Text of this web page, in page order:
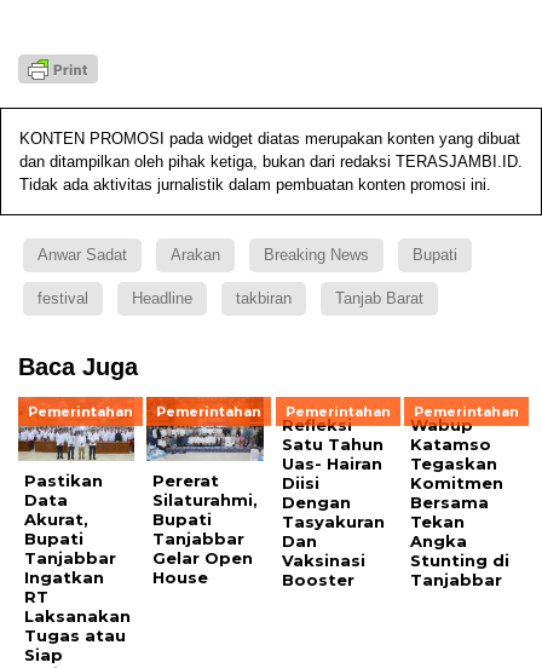
KONTEN PROMOSI pada widget diatas merupakan konten yang dibuat
dan ditampilkan oleh pihak ketiga, bukan dari redaksi TERASJAMBI.ID.
Tidak ada aktivitas jurnalistik dalam pembuatan konten promosi ini.
Anwar Sadat Arakan Breaking News Bupati
festival Headline takbiran Tanjab Barat
Baca Juga
Pemerintahan
Pastikan
Data
Akurat,
Bupati
Tanjabbar
Ingatkan
RT
Laksanakan
Tugas atau
Siap
Pemerintahan
Pererat
Silaturahmi,
Bupati
Tanjabbar
Gelar Open
House
Pemerintahan
Refleksi
Satu Tahun
Uas- Hairan
Diisi
Dengan
Tasyakuran
Dan
Vaksinasi
Booster
Pemerintahan
Wabup
Katamso
Tegaskan
Komitmen
Bersama
Tekan
Angka
Stunting di
Tanjabbar